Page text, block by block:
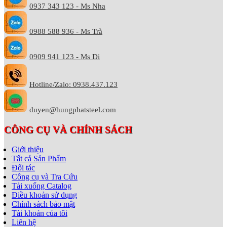
0937 343 123 - Ms Nha
0988 588 936 - Ms Trà
0909 941 123 - Ms Di
Hotline/Zalo: 0938.437.123
duyen@hungphatsteel.com
CÔNG CỤ VÀ CHÍNH SÁCH
Giới thiệu
Tất cả Sản Phẩm
Đối tác
Công cụ và Tra Cứu
Tải xuống Catalog
Điều khoản sử dụng
Chính sách bảo mật
Tài khoản của tôi
Liên hệ